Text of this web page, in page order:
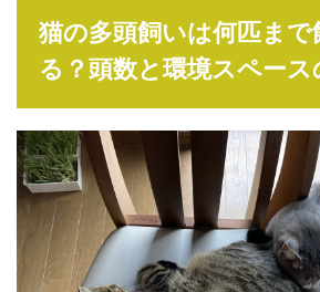
猫の多頭飼いは何匹まで
る？頭数と環境スペース